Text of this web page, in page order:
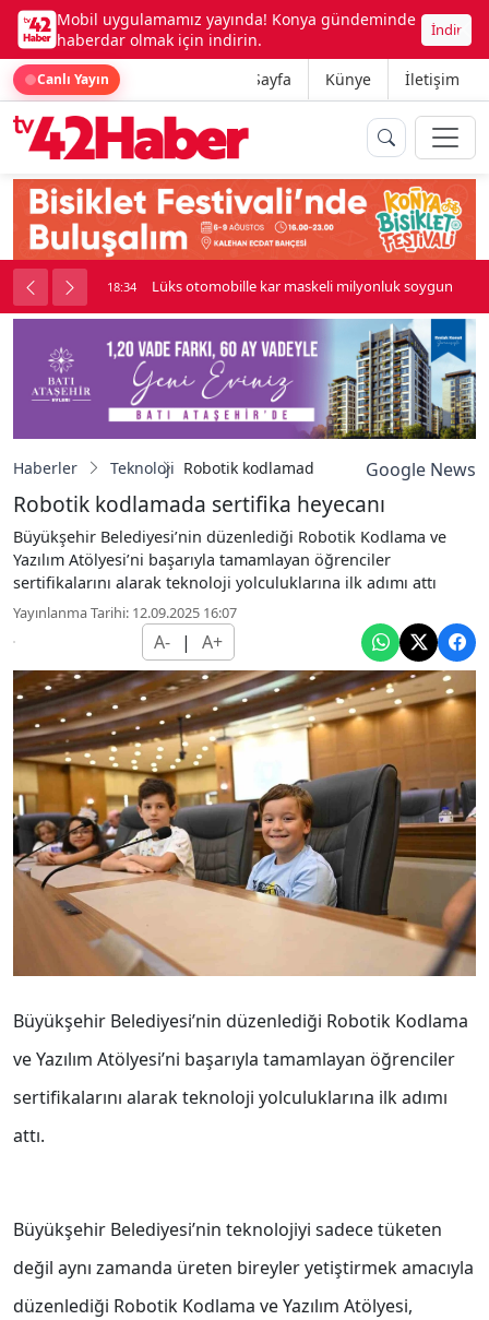
Mobil uygulamamız yayında! Konya gündeminde
haberdar olmak için indirin.
İndir
Canlı Yayın Ana Sayfa Künye İletişim
kavga çıktı 18:34 Lüks otomobille kar maskeli milyonluk soygun
Haberler Teknoloji Robotik kodlamada sertifika heyecanı
Google News
Robotik kodlamada sertifika heyecanı
Büyükşehir Belediyesi’nin düzenlediği Robotik Kodlama ve
Yazılım Atölyesi’ni başarıyla tamamlayan öğrenciler
sertifikalarını alarak teknoloji yolculuklarına ilk adımı attı
Yayınlanma Tarihi: 12.09.2025 16:07
A- | A+
Büyükşehir Belediyesi’nin düzenlediği Robotik Kodlama
ve Yazılım Atölyesi’ni başarıyla tamamlayan öğrenciler
sertifikalarını alarak teknoloji yolculuklarına ilk adımı
attı.
Büyükşehir Belediyesi’nin teknolojiyi sadece tüketen
değil aynı zamanda üreten bireyler yetiştirmek amacıyla
düzenlediği Robotik Kodlama ve Yazılım Atölyesi,